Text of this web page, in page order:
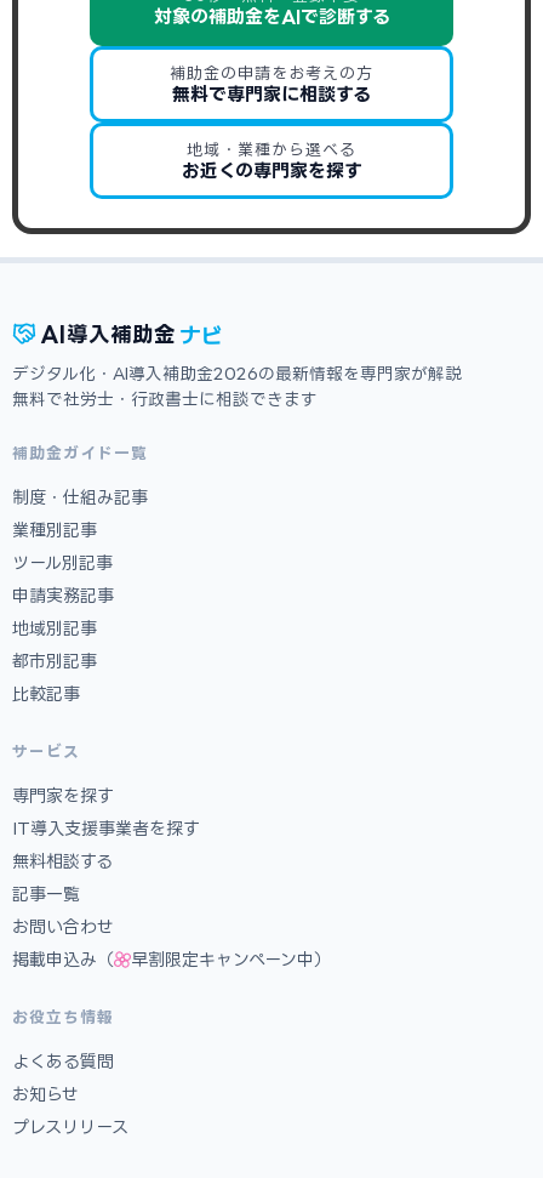
対象の補助金をAIで診断する
補助金の申請をお考えの方
無料で専門家に相談する
地域・業種から選べる
お近くの専門家を探す
AI 導入補助金 ナビ
デジタル化・AI導入補助金2026の最新情報を専門家が解説
無料で社労士・行政書士に相談できます
補助金ガイド一覧
制度・仕組み記事
業種別記事
ツール別記事
申請実務記事
地域別記事
都市別記事
比較記事
サービス
専門家を探す
IT導入支援事業者を探す
無料相談する
記事一覧
お問い合わせ
掲載申込み（
早割限定キャンペーン中）
お役立ち情報
よくある質問
お知らせ
プレスリリース